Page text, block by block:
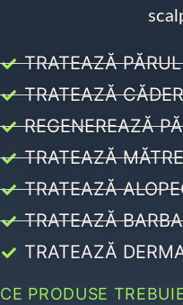
TRATEAZĂ
TRATEAZĂ
REGENEREAZĂ
TRATEAZĂ
TRATEAZĂ
TRATEAZĂ BARBA
TRATEAZĂ
CE PRODUSE